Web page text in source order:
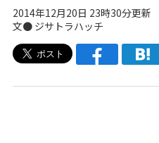
2014年12月20日 23時30分更新
文● ジサトラハッチ